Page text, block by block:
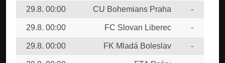
29.8. 00:00 CU Bohemians Praha -
29.8. 00:00 FC Slovan Liberec -
29.8. 00:00 FK Mladá Boleslav -